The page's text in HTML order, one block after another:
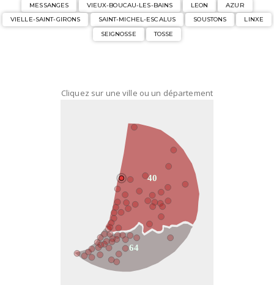
MESSANGES VIEUX-BOUCAU-LES-BAINS LEON
AZUR
VIELLE-SAINT-GIRONS
SAINT-MICHEL-ESCALUS SOUSTONS
LINXE
SEIGNOSSE
TOSSE
Cliquez sur une ville ou un département
64
40